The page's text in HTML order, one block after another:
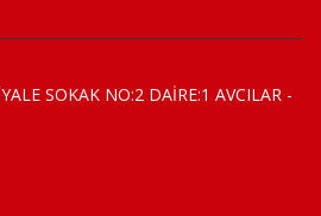
SOKAK NO:2 DAİRE:1 AVCILAR -